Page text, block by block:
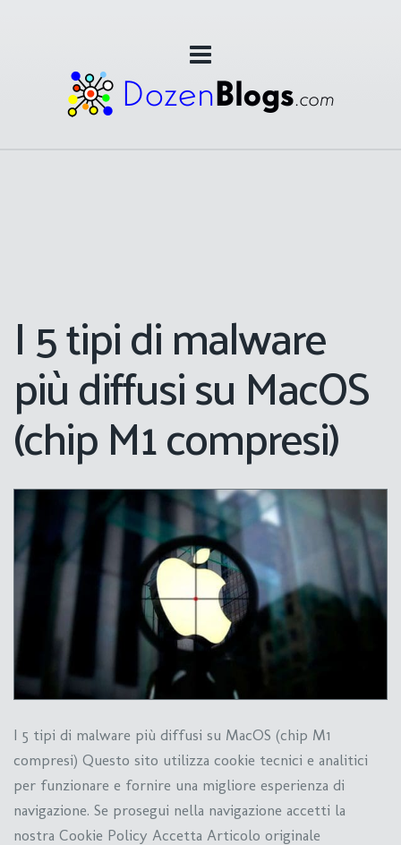
I 5 tipi di malware
più diffusi su MacOS
(chip M1 compresi)
I 5 tipi di malware più diffusi su MacOS (chip M1
compresi) Questo sito utilizza cookie tecnici e analitici
per funzionare e fornire una migliore esperienza di
navigazione. Se prosegui nella navigazione accetti la
nostra Cookie Policy Accetta Articolo originale